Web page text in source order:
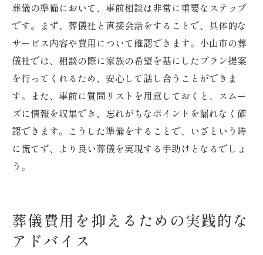
葬儀の準備において、事前相談は非常に重要なステップ
です。まず、葬儀社と直接会話をすることで、具体的な
サービス内容や費用について確認できます。小山市の葬
儀社では、相談の際に家族の希望を基にしたプラン提案
を行ってくれるため、安心して話し合うことができま
す。また、事前に質問リストを用意しておくと、スムー
ズに情報を収集でき、忘れがちなポイントを漏れなく確
認できます。こうした準備をすることで、いざという時
に慌てず、より良い葬儀を実現する手助けとなるでしょ
う。
葬儀費用を抑えるための実践的な
アドバイス